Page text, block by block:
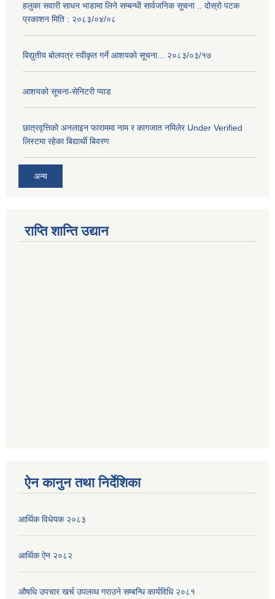
हलुका सवारी साधन भाडामा लिने सम्बन्धी सार्वजनिक सूचना .. दोस्रो पटक
प्रकाशन मिति : २०८३/०४/०८
विद्युतीय बोलपत्र स्वीकृत गर्ने आशयको सूचना... २०८३/०३/१७
आशयको सूचना-सेनिटरी प्याड
छात्रवृत्तिको अनलाइन फाराममा नाम र कागजात नमिलेर Under Verified
लिस्टमा रहेका बिद्यार्थी बिवरण
अन्य
राप्ति शान्ति उद्यान
ऐन कानुन तथा निर्देशिका
आर्थिक विधेयक २०८३
आर्थिक ऐन २०८२
औषधि उपचार खर्च उपलव्ध गराउने सम्बन्धि कार्यविधि २०८१